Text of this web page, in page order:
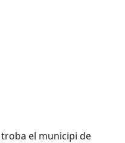
el municipi de